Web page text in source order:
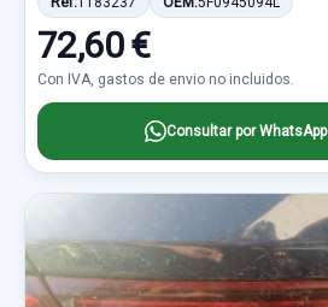
72,60 €
Con IVA, gastos de envio no incluidos.
Consultar por WhatsApp